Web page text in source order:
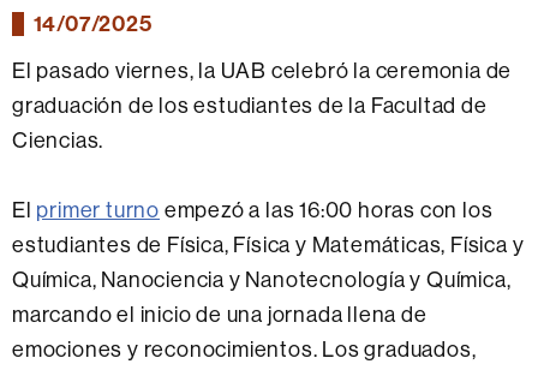
14/07/2025
El pasado viernes, la UAB celebró la ceremonia de
graduación de los estudiantes de la Facultad de
Ciencias.
El primer turno empezó a las 16:00 horas con los
estudiantes de Física, Física y Matemáticas, Física y
Química, Nanociencia y Nanotecnología y Química,
marcando el inicio de una jornada llena de
emociones y reconocimientos. Los graduados,